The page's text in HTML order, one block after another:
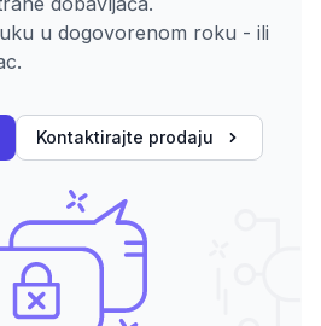
u dogovorenom roku - ili
Kontaktirajte prodaju